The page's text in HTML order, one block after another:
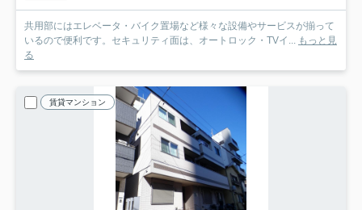
共用部にはエレベータ・バイク置場など様々な設備やサービスが揃って
いるので便利です。セキュリティ面は、オートロック・TVイ... もっと見
る
賃貸マンション